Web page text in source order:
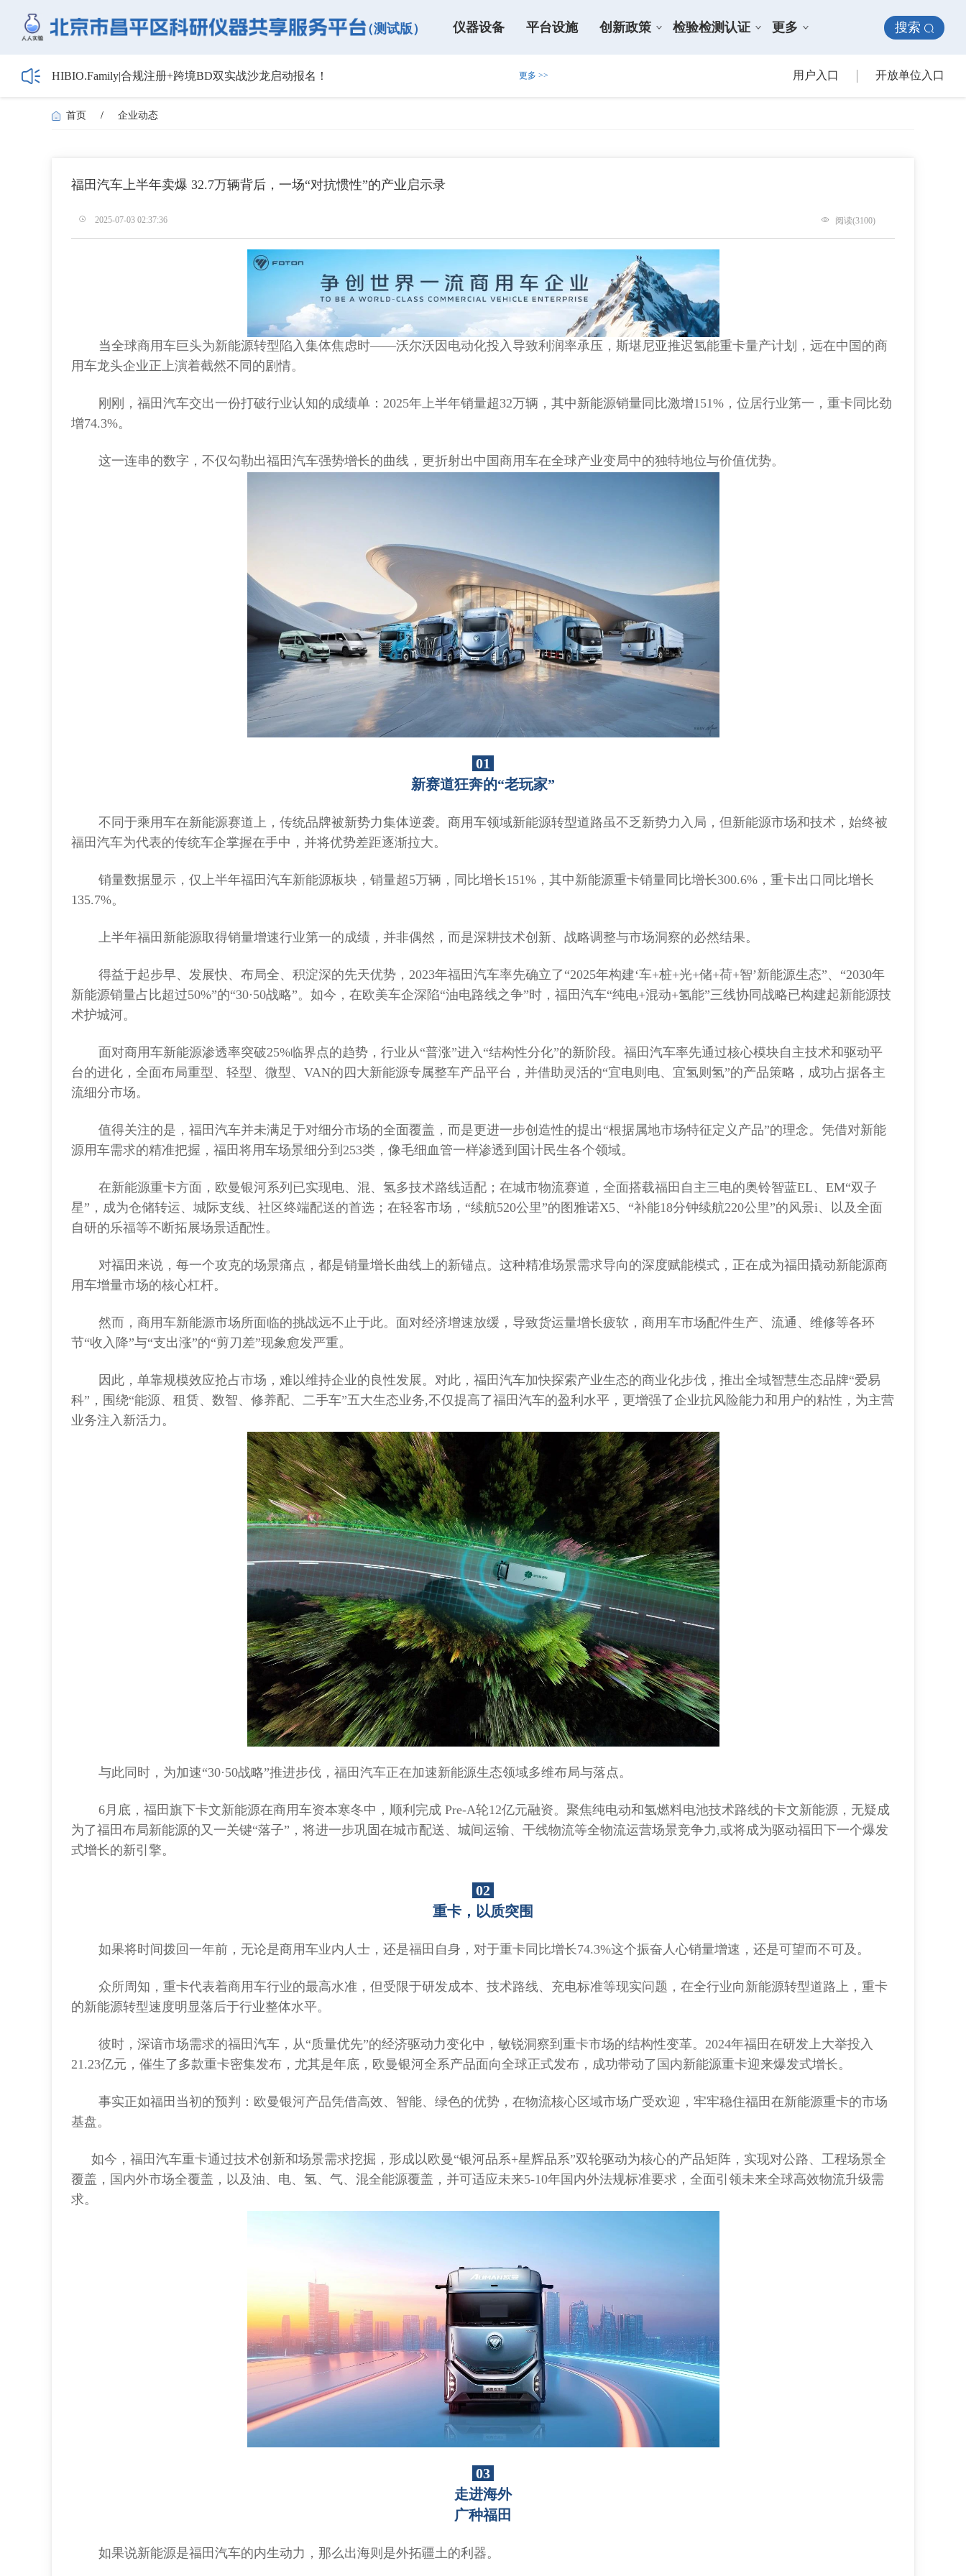
（测试版） 仪器设备 平台设施 创新政策 检验检测认证 更多 搜索
HIBIO.Family|合规注册+跨境BD双实战沙龙启动报名！
【最新日程】2026年智慧电厂论坛议程首发！邀您4月1日-3日北京齐聚，共襄盛举
关于召开2026年度昌平区高新技术企业培育工作会（高新年报申报专场）的通知
更多 >> 用户入口 开放单位入口
首页 / 企业动态
福田汽车上半年卖爆 32.7万辆背后，一场“对抗惯性”的产业启示录
2025-07-03 02:37:36 阅读(3100)
当全球商用车巨头为新能源转型陷入集体焦虑时——沃尔沃因电动化投入导致利润率承压，斯堪尼亚推迟氢能重卡量产计划，远在中国的商
用车龙头企业正上演着截然不同的剧情。
刚刚，福田汽车交出一份打破行业认知的成绩单：2025年上半年销量超32万辆，其中新能源销量同比激增151%，位居行业第一，重卡同比劲
增74.3%。
这一连串的数字，不仅勾勒出福田汽车强势增长的曲线，更折射出中国商用车在全球产业变局中的独特地位与价值优势。
01
新赛道狂奔的“老玩家”
不同于乘用车在新能源赛道上，传统品牌被新势力集体逆袭。商用车领域新能源转型道路虽不乏新势力入局，但新能源市场和技术，始终被
福田汽车为代表的传统车企掌握在手中，并将优势差距逐渐拉大。
销量数据显示，仅上半年福田汽车新能源板块，销量超5万辆，同比增长151%，其中新能源重卡销量同比增长300.6%，重卡出口同比增长
135.7%。
上半年福田新能源取得销量增速行业第一的成绩，并非偶然，而是深耕技术创新、战略调整与市场洞察的必然结果。
得益于起步早、发展快、布局全、积淀深的先天优势，2023年福田汽车率先确立了“2025年构建‘车+桩+光+储+荷+智’新能源生态”、“2030年
新能源销量占比超过50%”的“30·50战略”。如今，在欧美车企深陷“油电路线之争”时，福田汽车“纯电+混动+氢能”三线协同战略已构建起新能源技
术护城河。
面对商用车新能源渗透率突破25%临界点的趋势，行业从“普涨”进入“结构性分化”的新阶段。福田汽车率先通过核心模块自主技术和驱动平
台的进化，全面布局重型、轻型、微型、VAN的四大新能源专属整车产品平台，并借助灵活的“宜电则电、宜氢则氢”的产品策略，成功占据各主
流细分市场。
值得关注的是，福田汽车并未满足于对细分市场的全面覆盖，而是更进一步创造性的提出“根据属地市场特征定义产品”的理念。凭借对新能
源用车需求的精准把握，福田将用车场景细分到253类，像毛细血管一样渗透到国计民生各个领域。
在新能源重卡方面，欧曼银河系列已实现电、混、氢多技术路线适配；在城市物流赛道，全面搭载福田自主三电的奥铃智蓝EL、EM“双子
星”，成为仓储转运、城际支线、社区终端配送的首选；在轻客市场，“续航520公里”的图雅诺X5、“补能18分钟续航220公里”的风景i、以及全面
自研的乐福等不断拓展场景适配性。
对福田来说，每一个攻克的场景痛点，都是销量增长曲线上的新锚点。这种精准场景需求导向的深度赋能模式，正在成为福田撬动新能源商
用车增量市场的核心杠杆。
然而，商用车新能源市场所面临的挑战远不止于此。面对经济增速放缓，导致货运量增长疲软，商用车市场配件生产、流通、维修等各环
节“收入降”与“支出涨”的“剪刀差”现象愈发严重。
因此，单靠规模效应抢占市场，难以维持企业的良性发展。对此，福田汽车加快探索产业生态的商业化步伐，推出全域智慧生态品牌“爱易
科”，围绕“能源、租赁、数智、修养配、二手车”五大生态业务,不仅提高了福田汽车的盈利水平，更增强了企业抗风险能力和用户的粘性，为主营
业务注入新活力。
与此同时，为加速“30·50战略”推进步伐，福田汽车正在加速新能源生态领域多维布局与落点。
6月底，福田旗下卡文新能源在商用车资本寒冬中，顺利完成 Pre-A轮12亿元融资。聚焦纯电动和氢燃料电池技术路线的卡文新能源，无疑成
为了福田布局新能源的又一关键“落子”，将进一步巩固在城市配送、城间运输、干线物流等全物流运营场景竞争力,或将成为驱动福田下一个爆发
式增长的新引擎。
02
重卡，以质突围
如果将时间拨回一年前，无论是商用车业内人士，还是福田自身，对于重卡同比增长74.3%这个振奋人心销量增速，还是可望而不可及。
众所周知，重卡代表着商用车行业的最高水准，但受限于研发成本、技术路线、充电标准等现实问题，在全行业向新能源转型道路上，重卡
的新能源转型速度明显落后于行业整体水平。
彼时，深谙市场需求的福田汽车，从“质量优先”的经济驱动力变化中，敏锐洞察到重卡市场的结构性变革。2024年福田在研发上大举投入
21.23亿元，催生了多款重卡密集发布，尤其是年底，欧曼银河全系产品面向全球正式发布，成功带动了国内新能源重卡迎来爆发式增长。
事实正如福田当初的预判：欧曼银河产品凭借高效、智能、绿色的优势，在物流核心区域市场广受欢迎，牢牢稳住福田在新能源重卡的市场
基盘。
如今，福田汽车重卡通过技术创新和场景需求挖掘，形成以欧曼“银河品系+星辉品系”双轮驱动为核心的产品矩阵，实现对公路、工程场景全
覆盖，国内外市场全覆盖，以及油、电、氢、气、混全能源覆盖，并可适应未来5-10年国内外法规标准要求，全面引领未来全球高效物流升级需
求。
03
走进海外
广种福田
如果说新能源是福田汽车的内生动力，那么出海则是外拓疆土的利器。